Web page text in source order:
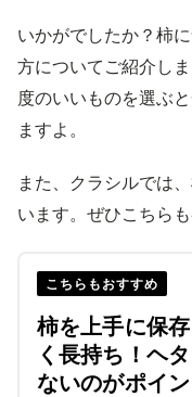
いかがでしたか？柿
方についてご紹介し
度のいいものを選ぶ
ますよ。
また、クラシルでは
います。ぜひこちら
こちらもおすすめ
柿を上手に保
く長持ち！ヘ
ないのがポイン